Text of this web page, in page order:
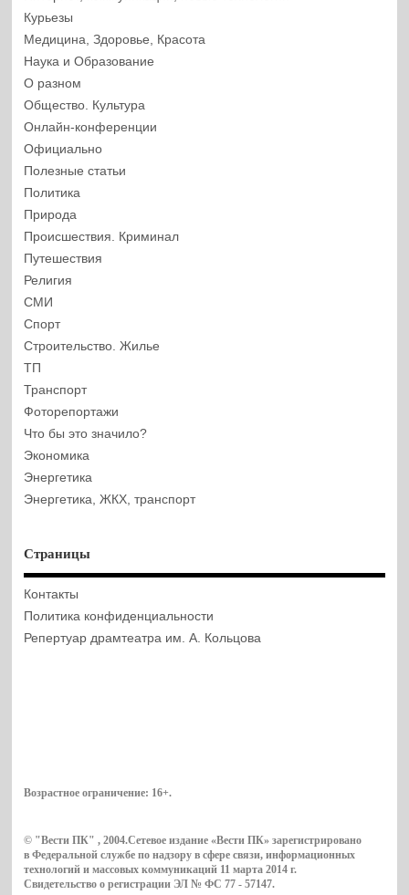
Курьезы
Медицина, Здоровье, Красота
Наука и Образование
О разном
Общество. Культура
Онлайн-конференции
Официально
Полезные статьи
Политика
Природа
Происшествия. Криминал
Путешествия
Религия
СМИ
Спорт
Строительство. Жилье
ТП
Транспорт
Фоторепортажи
Что бы это значило?
Экономика
Энергетика
Энергетика, ЖКХ, транспорт
Страницы
Контакты
Политика конфиденциальности
Репертуар драмтеатра им. А. Кольцова
Возрастное ограничение: 16+.
© "Вести ПК" , 2004.Сетевое издание «Вести ПК» зарегистрировано
в Федеральной службе по надзору в сфере связи, информационных
технологий и массовых коммуникаций 11 марта 2014 г.
Свидетельство о регистрации ЭЛ № ФС 77 - 57147.